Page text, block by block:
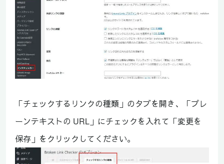
「チェックするリンクの種類」のタブを開き、「プレ
ーンテキストの URL」にチェックを入れて「変更を
保存」をクリックしてください。